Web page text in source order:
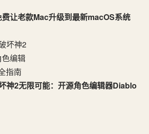
让老款Mac升级到最新macOS系统
神2无限可能：开源角色编辑器Diablo